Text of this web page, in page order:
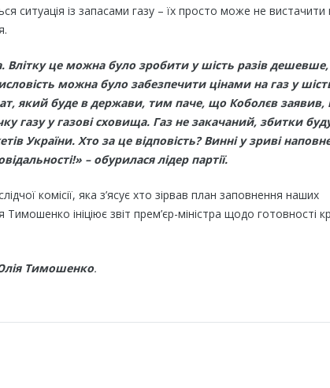
ситуація із запасами газу – їх просто може не вистачити
це можна було зробити у шість разів
можна було забезпечити цінами на газ у
який буде в держави, тим паче, що Коболєв
газу у газові сховища. Газ не закачаний, збитки
України. Хто за це відповість? Винні у зриві
– обурилася лідер партії.
комісії, яка з’ясує хто зірвав план заповнення наших
ініціює звіт прем’єр-міністра щодо готовності
Тимошенко.